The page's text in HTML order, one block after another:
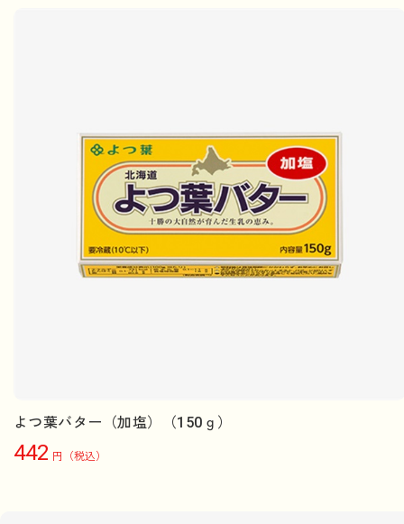
よつ葉バター（加塩）（150ｇ）
442 円（税込）